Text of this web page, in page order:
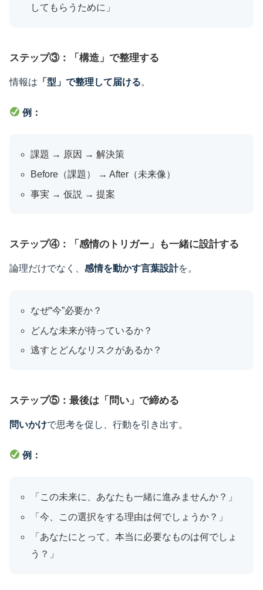
してもらうために」
ステップ③：「構造」で整理する
情報は 「型」で整理して届ける。
例：
課題 → 原因 → 解決策
Before（課題） → After（未来像）
事実 → 仮説 → 提案
ステップ④：「感情のトリガー」も一緒に設計する
論理だけでなく、 感情を動かす言葉設計を。
なぜ“今”必要か？
どんな未来が待っているか？
逃すとどんなリスクがあるか？
ステップ⑤：最後は「問い」で締める
問いかけで思考を促し、行動を引き出す。
例：
「この未来に、あなたも一緒に進みませんか？」
「今、この選択をする理由は何でしょうか？」
「あなたにとって、本当に必要なものは何でしょ
う？」